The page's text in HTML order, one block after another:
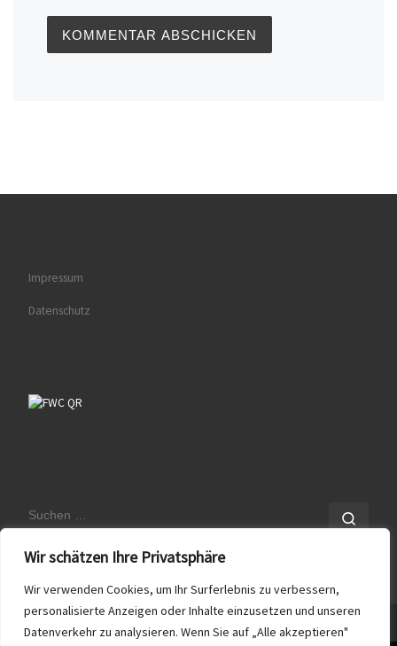
Wir schätzen Ihre Privatsphäre
Wir verwenden Cookies, um Ihr Surferlebnis zu verbessern,
personalisierte Anzeigen oder Inhalte einzusetzen und unseren
Datenverkehr zu analysieren. Wenn Sie auf „Alle akzeptieren"
Impressum
Datenschutz
SUCHE
© 2026Frank Wichmann Consulting– Alle Rechte vorbehalten